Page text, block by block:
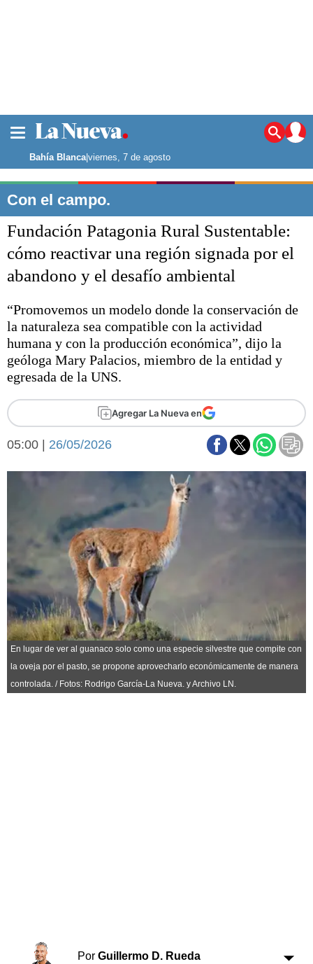
Noticias
La ciudad
Punta Alta
El mundo
Seguridad
Opinión
Escenario Olímpico
Liga del Sur
Básquetbol
Fútbol
Federal A
Arte y cultura
Cines
Economía y campo
Economía y finanzas
Con el campo
Espacio empresas
Sociedad y tiempo
Sociedad
Tecnología
Turismo
Salud
Es viral
El tiempo
Fúnebres
Clasificados
Horóscopo
Suplementos
Farmacias
Transportes
Bahía Blanca|viernes, 7 de agosto
Con el campo.
Fundación Patagonia Rural Sustentable:
cómo reactivar una región signada por el
abandono y el desafío ambiental
“Promovemos un modelo donde la conservación de
la naturaleza sea compatible con la actividad
humana y con la producción económica”, dijo la
geóloga Mary Palacios, miembro de la entidad y
egresada de la UNS.
Agregar La Nueva en
05:00 | 26/05/2026
En lugar de ver al guanaco solo como una especie silvestre que compite con
la oveja por el pasto, se propone aprovecharlo económicamente de manera
controlada. / Fotos: Rodrigo García-La Nueva. y Archivo LN.
Por Guillermo D. Rueda